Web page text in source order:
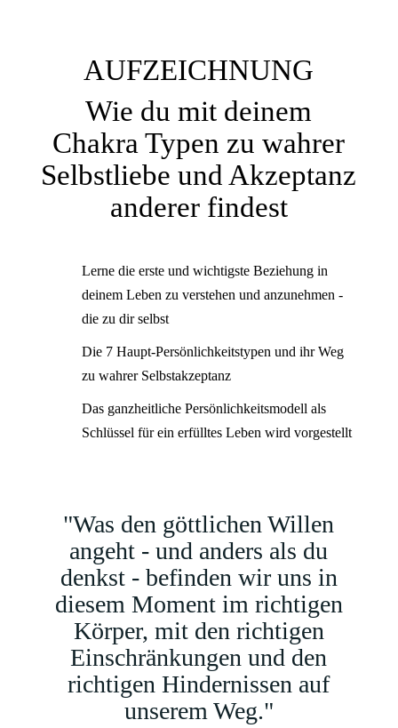
AUFZEICHNUNG
Wie du mit deinem
Chakra Typen zu wahrer
Selbstliebe und Akzeptanz
anderer findest
Lerne die erste und wichtigste Beziehung in
deinem Leben zu verstehen und anzunehmen -
die zu dir selbst
Die 7 Haupt-Persönlichkeitstypen und ihr Weg
zu wahrer Selbstakzeptanz
Das ganzheitliche Persönlichkeitsmodell als
Schlüssel für ein erfülltes Leben wird vorgestellt
"Was den göttlichen Willen
angeht - und anders als du
denkst - befinden wir uns in
diesem Moment im richtigen
Körper, mit den richtigen
Einschränkungen und den
richtigen Hindernissen auf
unserem Weg."